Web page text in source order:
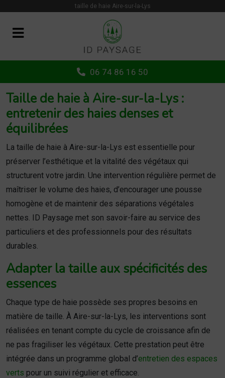
taille de haie Aire-sur-la-Lys
06 74 86 16 50
Taille de haie à Aire-sur-la-Lys :
entretenir des haies denses et
équilibrées
La taille de haie à Aire-sur-la-Lys est essentielle pour
préserver l’esthétique et la vitalité des végétaux qui
structurent votre jardin. Une intervention régulière permet de
maîtriser le volume des haies, d’encourager une pousse
homogène et de maintenir des séparations végétales
nettes. ID Paysage met son savoir-faire au service des
particuliers et des professionnels pour des résultats
durables.
Adapter la taille aux spécificités des
essences
Chaque type de haie possède ses propres besoins en
matière de taille. À Aire-sur-la-Lys, les interventions sont
réalisées en tenant compte du cycle de croissance afin de
ne pas fragiliser les végétaux. Cette prestation peut être
intégrée dans un programme global d’entretien des espaces
verts pour un suivi régulier et efficace.
Panneau de gestion des cookies